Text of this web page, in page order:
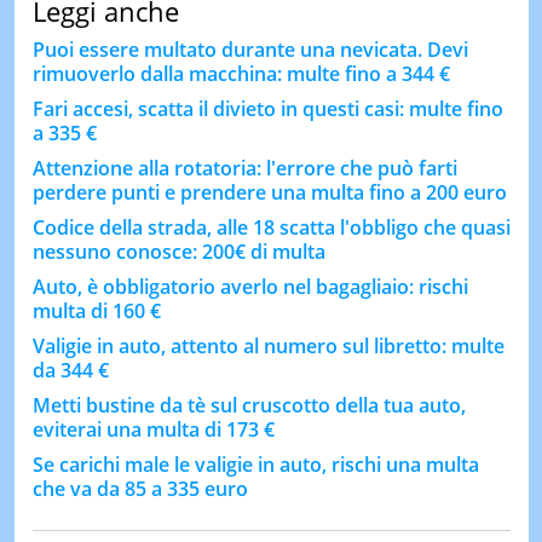
Leggi anche
Puoi essere multato durante una nevicata. Devi
rimuoverlo dalla macchina: multe fino a 344 €
Fari accesi, scatta il divieto in questi casi: multe fino
a 335 €
Attenzione alla rotatoria: l'errore che può farti
perdere punti e prendere una multa fino a 200 euro
Codice della strada, alle 18 scatta l'obbligo che quasi
nessuno conosce: 200€ di multa
Auto, è obbligatorio averlo nel bagagliaio: rischi
multa di 160 €
Valigie in auto, attento al numero sul libretto: multe
da 344 €
Metti bustine da tè sul cruscotto della tua auto,
eviterai una multa di 173 €
Se carichi male le valigie in auto, rischi una multa
che va da 85 a 335 euro